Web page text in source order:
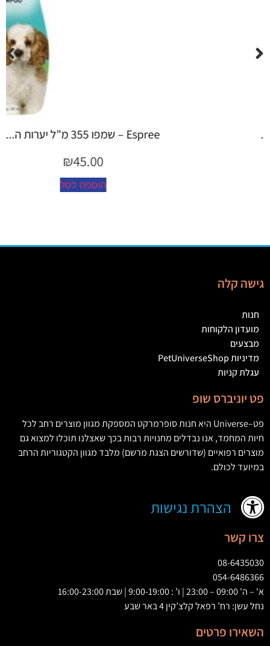
גישה קלה
חנות
מועדון הלקוחות
מבצעים
מדיניות PetUniverseShop
עגלת קניות
פט יוניברס שופ
פט–
Universe היא חנות סופרמרקט המספקת מגוון מוצרים רחב לכל
חיות המחמד,אנו נבדלים מחנויות רבות בכך שאצלנו תוכלו למצוא גם
מוצרים רפואיים (שדורשים הצגת מרשם) מלבד מגוון הקטגוריות הרחב
במיועד לכולם.
הצהרת נגישות
צרו קשר
08-6435030
054-6486366
א' – ה' 09:00 – 23:00 | ו’ : 9:00-19:00 | שבת 16:00-23:00
נחל עשן: רח’ רפאל קלצ’קין 4 באר שבע
השאירו פרטים